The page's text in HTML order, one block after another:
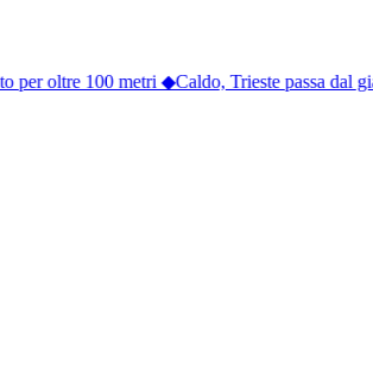
per oltre 100 metri◆ Caldo, Trieste passa dal